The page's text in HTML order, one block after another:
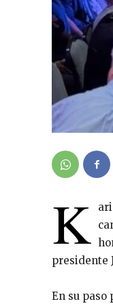
K
presidente
En su paso